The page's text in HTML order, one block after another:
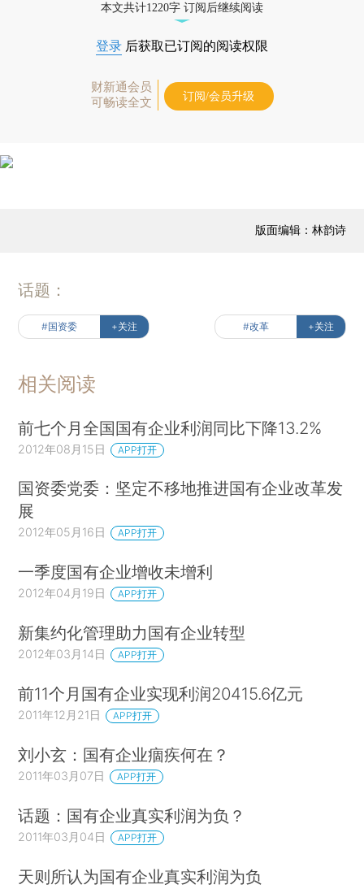
本文共计1220字 订阅后继续阅读
登录 后获取已订阅的阅读权限
财新通会员
可畅读全文
订阅/会员升级
版面编辑：林韵诗
话题：
#国资委 +关注 #改革 +关注
相关阅读
前七个月全国国有企业利润同比下降13.2%
2012年08月15日 APP打开
国资委党委：坚定不移地推进国有企业改革发
展
2012年05月16日 APP打开
一季度国有企业增收未增利
2012年04月19日 APP打开
新集约化管理助力国有企业转型
2012年03月14日 APP打开
前11个月国有企业实现利润20415.6亿元
2011年12月21日 APP打开
刘小玄：国有企业痼疾何在？
2011年03月07日 APP打开
话题：国有企业真实利润为负？
2011年03月04日 APP打开
天则所认为国有企业真实利润为负